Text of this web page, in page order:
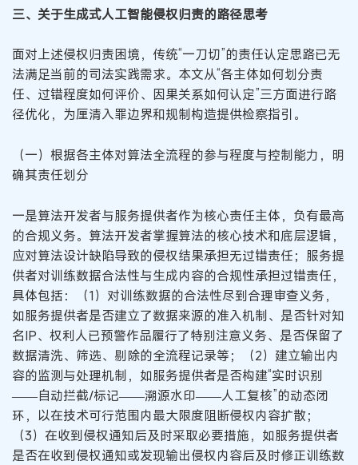
三、关于生成式人工智能侵权归责的路径思考
面对上述侵权归责困境，传统“一刀切”的责任认定思路已无
法满足当前的司法实践需求。本文从“各主体如何划分责
任、过错程度如何评价、因果关系如何认定”三方面进行路
径优化，为厘清入罪边界和规制构造提供检察指引。
（一）根据各主体对算法全流程的参与程度与控制能力，明
确其责任划分
一是算法开发者与服务提供者作为核心责任主体，负有最高
的合规义务。算法开发者掌握算法的核心技术和底层逻辑，
应对算法设计缺陷导致的侵权结果承担无过错责任；服务提
供者对训练数据合法性与生成内容的合规性承担过错责任，
具体包括：（1）对训练数据的合法性尽到合理审查义务，
如服务提供者是否建立了数据来源的准入机制、是否针对知
名IP、权利人已预警作品履行了特别注意义务、是否保留了
数据清洗、筛选、剔除的全流程记录等；（2）建立输出内
容的监测与处理机制，如服务提供者是否构建“实时识别
——自动拦截/标记——溯源水印——人工复核”的动态闭
环，以在技术可行范围内最大限度阻断侵权内容扩散；
（3）在收到侵权通知后及时采取必要措施，如服务提供者
是否在收到侵权通知或发现输出侵权内容后及时修正训练数